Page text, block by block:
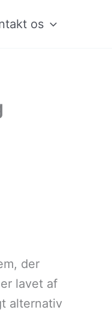
os
der
lavet af
alternativ